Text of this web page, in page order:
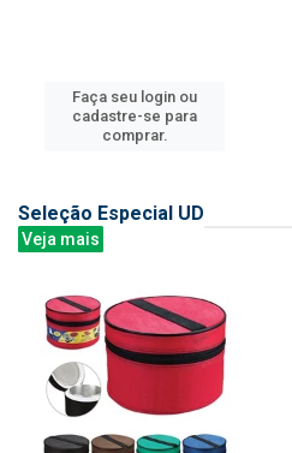
Faça seu login ou
cadastre-se para
comprar.
Seleção Especial UD
Veja mais